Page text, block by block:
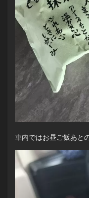
車内ではお昼ご飯あと